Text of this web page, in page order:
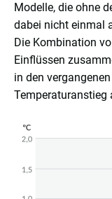
Modelle, die ohne
dabei nicht einmal
Die Kombination
Einflüssen
in den
Temperaturanstieg